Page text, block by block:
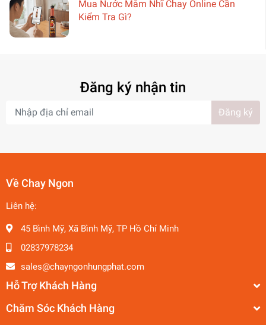
Mua Nước Mắm Nhĩ Chay Online Cần
Kiểm Tra Gì?
Đăng ký nhận tin
Đăng ký
Về Chay Ngon
Liên hệ:
45 Bình Mỹ, Xã Bình Mỹ, TP Hồ Chí Minh
02837978234
sales@chayngonhungphat.com
Hỗ Trợ Khách Hàng
Chăm Sóc Khách Hàng